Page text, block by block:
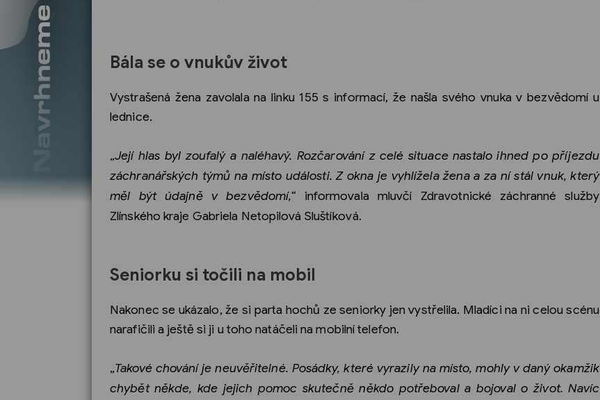
Bála se o vnukův život
Vystrašená žena zavolala na linku 155 s informací, že našla svého vnuka v bezvědomí u
lednice.
„Její hlas byl zoufalý a naléhavý. Rozčarování z celé situace nastalo ihned po příjezdu
záchranářských týmů na místo události. Z okna je vyhlížela žena a za ní stál vnuk, který
měl být údajně v bezvědomí,“ informovala mluvčí Zdravotnické záchranné služby
Zlínského kraje Gabriela Netopilová Sluštíková.
Seniorku si točili na mobil
Nakonec se ukázalo, že si parta hochů ze seniorky jen vystřelila. Mladíci na ni celou scénu
narafičili a ještě si ji u toho natáčeli na mobilní telefon.
„Takové chování je neuvěřitelné. Posádky, které vyrazily na místo, mohly v daný okamžik
chybět někde, kde jejich pomoc skutečně někdo potřeboval a bojoval o život. Navíc